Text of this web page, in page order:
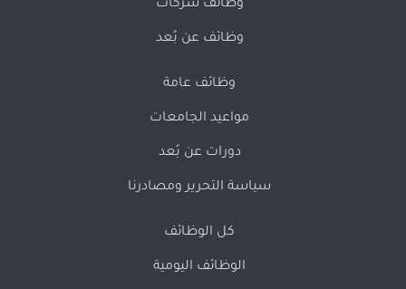
وظائف شركات
وظائف عن بُعد
وظائف عامة
مواعيد الجامعات
دورات عن بُعد
سياسة التحرير ومصادرنا
كل الوظائف
الوظائف اليومية